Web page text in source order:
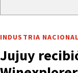
INDUSTRIA NACIONAL
Jujuy